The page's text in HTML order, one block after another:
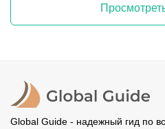
Global Guide - надежный гид по